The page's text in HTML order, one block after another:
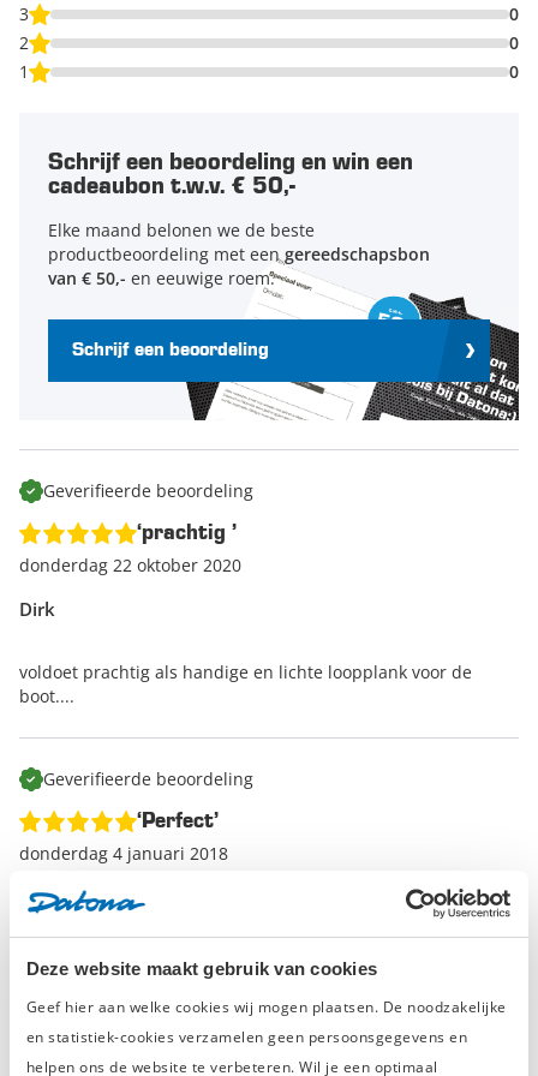
Deze website maakt gebruik van cookies
Geef hier aan welke cookies wij mogen plaatsen. De noodzakelijke
en statistiek-cookies verzamelen geen persoonsgegevens en
helpen ons de website te verbeteren. Wil je een optimaal
3
0
2
0
1
0
Schrijf een beoordeling en win een
cadeaubon t.w.v. € 50,-
Elke maand belonen we de beste
productbeoordeling met een gereedschapsbon
van € 50,- en eeuwige roem.
Schrijf een beoordeling
Geverifieerde beoordeling
Dirk
‘prachtig ’
donderdag 22 oktober 2020
voldoet prachtig als handige en lichte loopplank voor de
boot....
Geverifieerde beoordeling
Carlo van Overdijk
Raadt dit product aan
‘Perfect’
donderdag 4 januari 2018
Ijzersterk
Anti-slip
Makkelijk mee te nemen